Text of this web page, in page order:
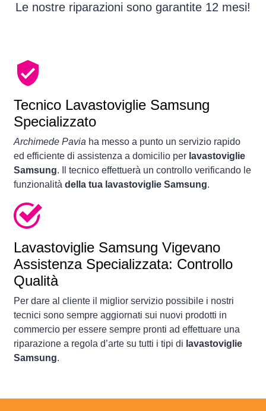
Le nostre riparazioni sono garantite 12 mesi!
Tecnico Lavastoviglie Samsung
Specializzato
Archimede Pavia ha messo a punto un servizio rapido
ed efficiente di assistenza a domicilio per lavastoviglie
Samsung. Il tecnico effettuerà un controllo verificando le
funzionalità della tua lavastoviglie Samsung.
Lavastoviglie Samsung Vigevano
Assistenza Specializzata: Controllo
Qualità
Per dare al cliente il miglior servizio possibile i nostri
tecnici sono sempre aggiornati sui nuovi prodotti in
commercio per essere sempre pronti ad effettuare una
riparazione a regola d’arte su tutti i tipi di lavastoviglie
Samsung.